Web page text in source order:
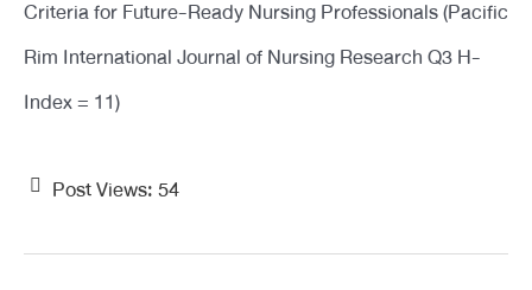
Criteria for Future-Ready Nursing Professionals (Pacific
Rim International Journal of Nursing Research Q3 H-
Index = 11)
Post Views:54